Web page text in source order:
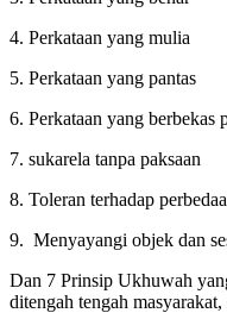
4. Perkataan yang mulia
5. Perkataan yang pantas
6. Perkataan yang berbekas
7. sukarela tanpa paksaan
8. Toleran terhadap
9. Menyayangi objek dan
Dan 7 Prinsip Ukhuwah
ditengah tengah